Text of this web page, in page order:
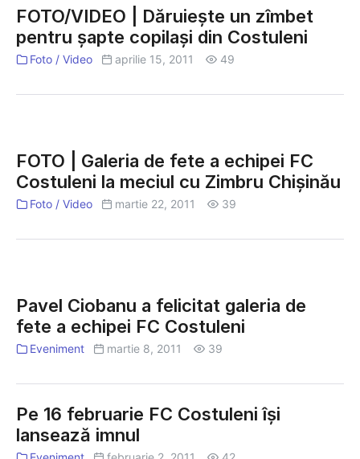
copilaşi
Costuleni
Dăruieşte
un
zîmbet
şapte
Costuleni
FOTO/VIDEO | Dăruieşte un zîmbet
pentru şapte copilaşi din Costuleni
Foto / Video aprilie 15, 2011 49
|
Galeria
de
a
Costuleni
la
cu
FOTO | Galeria de fete a echipei FC
Costuleni la meciul cu Zimbru Chişinău
Foto / Video martie 22, 2011 39
Ciobanu
a
felicitat
de
a
echipei
Pavel Ciobanu a felicitat galeria de
fete a echipei FC Costuleni
Eveniment martie 8, 2011 39
Pe 16 februarie FC Costuleni își
lansează imnul